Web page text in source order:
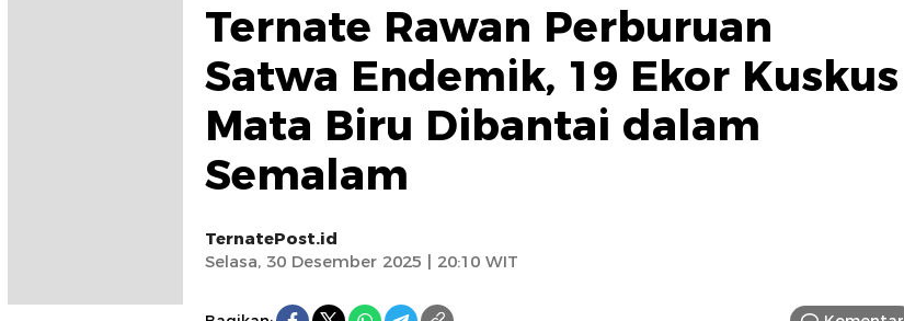
Ternate Rawan Perburuan
Satwa Endemik, 19 Ekor Kuskus
Mata Biru Dibantai dalam
Semalam
TernatePost.id
Selasa, 30 Desember 2025 | 20:10 WIT